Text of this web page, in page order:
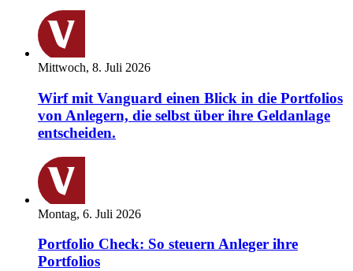
Mittwoch, 8. Juli 2026
Wirf mit Vanguard einen Blick in die Portfolios
von Anlegern, die selbst über ihre Geldanlage
entscheiden.
Montag, 6. Juli 2026
Portfolio Check: So steuern Anleger ihre
Portfolios